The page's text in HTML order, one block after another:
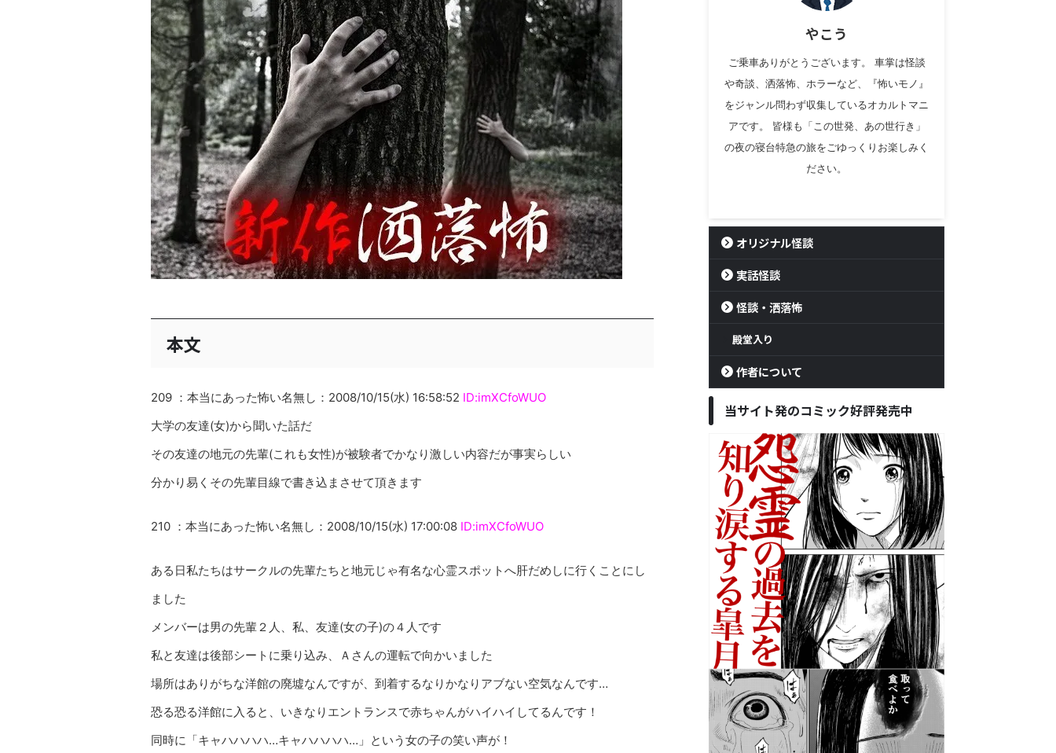
本文
209 ：本当にあった怖い名無し：2008/10/15(水) 16:58:52 ID:imXCfoWUO
大学の友達(女)から聞いた話だ
その友達の地元の先輩(これも女性)が被験者でかなり激しい内容だが事実らしい
分かり易くその先輩目線で書き込まさせて頂きます
210 ：本当にあった怖い名無し：2008/10/15(水) 17:00:08 ID:imXCfoWUO
ある日私たちはサークルの先輩たちと地元じゃ有名な心霊スポットへ肝だめしに行くことにし
ました
メンバーは男の先輩２人、私、友達(女の子)の４人です
私と友達は後部シートに乗り込み、Ａさんの運転で向かいました
場所はありがちな洋館の廃墟なんですが、到着するなりかなりアブない空気なんです…
恐る恐る洋館に入ると、いきなりエントランスで赤ちゃんがハイハイしてるんです！
同時に「キャハハハハ…キャハハハハ…」という女の子の笑い声が！
やこう
ご乗車ありがとうございます。 車掌は怪談
や奇談、洒落怖、ホラーなど、『怖いモノ』
をジャンル問わず収集しているオカルトマニ
アです。 皆様も「この世発、あの世行き」
の夜の寝台特急の旅をごゆっくりお楽しみく
ださい。
オリジナル怪談
実話怪談
怪談・洒落怖
殿堂入り
作者について
当サイト発のコミック好評発売中